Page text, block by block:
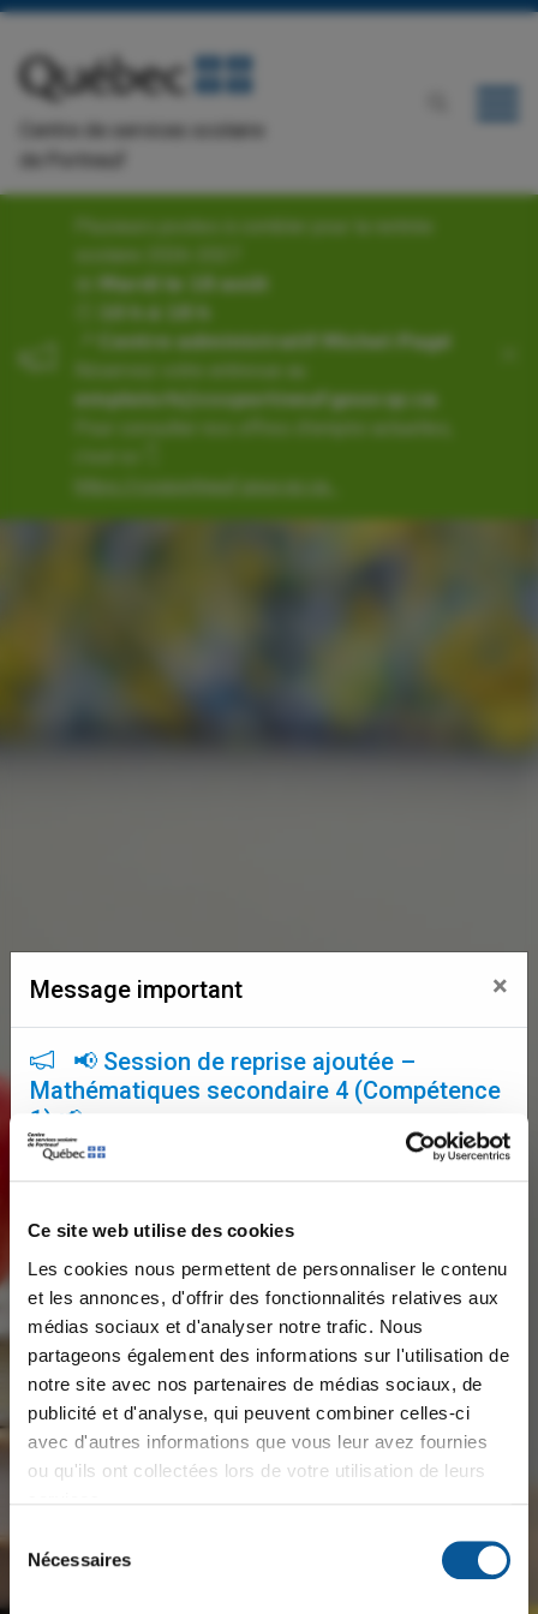
Ce site web utilise des cookies
Les cookies nous permettent de personnaliser le contenu
et les annonces, d'offrir des fonctionnalités relatives aux
médias sociaux et d'analyser notre trafic. Nous
partageons également des informations sur l'utilisation de
notre site avec nos partenaires de médias sociaux, de
publicité et d'analyse, qui peuvent combiner celles-ci
avec d'autres informations que vous leur avez fournies
ou qu'ils ont collectées lors de votre utilisation de leurs
Nécessaires
Centre de services scolaire
de Portneuf
📅 𝗠𝗮𝗿𝗱𝗶 𝗹𝗲 𝟭𝟴 𝗮𝗼𝘂̂𝘁
📍 𝗖𝗲𝗻𝘁𝗿𝗲 𝗮𝗱𝗺𝗶𝗻𝗶𝘀𝘁𝗿𝗮𝘁𝗶𝗳 𝗠𝗶𝗰𝗵𝗲𝗹-𝗣𝗮𝗴𝗲́
𝗲𝗺𝗽𝗹𝗼𝗶𝘀𝗿𝗵@𝗰𝘀𝘀𝗽𝗼𝗿𝘁𝗻𝗲𝘂𝗳.𝗴𝗼𝘂𝘃.𝗾𝗰.𝗰𝗮.
https://cssportneuf.gouv.qc.ca...
Message important ×
📢 Session de reprise ajoutée –
Mathématiques secondaire 4 (Compétence
1) 📢
Une session de reprise supplémentaire a été ajoutée
pour lacompétence 1 en mathématiques –
📅Date :6 août 2026
🕐Heure :13 h à 15 h
📍Lieu :École secondaire de Donnacona
➡️ Entrée par laporte 4. Une affiche à l'entrée indiquera
le numéro du local.
📝Inscription obligatoire par le lien suivant:
👉Inscription pour la reprise C1 en mathématique
CST/SN -6 Août 2026 13 h – Remplir le formulaire